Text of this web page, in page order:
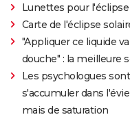
Lunettes pour l'éclipse
Carte de l'éclipse
"Appliquer ce liquide
douche" : la meilleure
Les psychologues
s'accumuler dans
mais de saturation